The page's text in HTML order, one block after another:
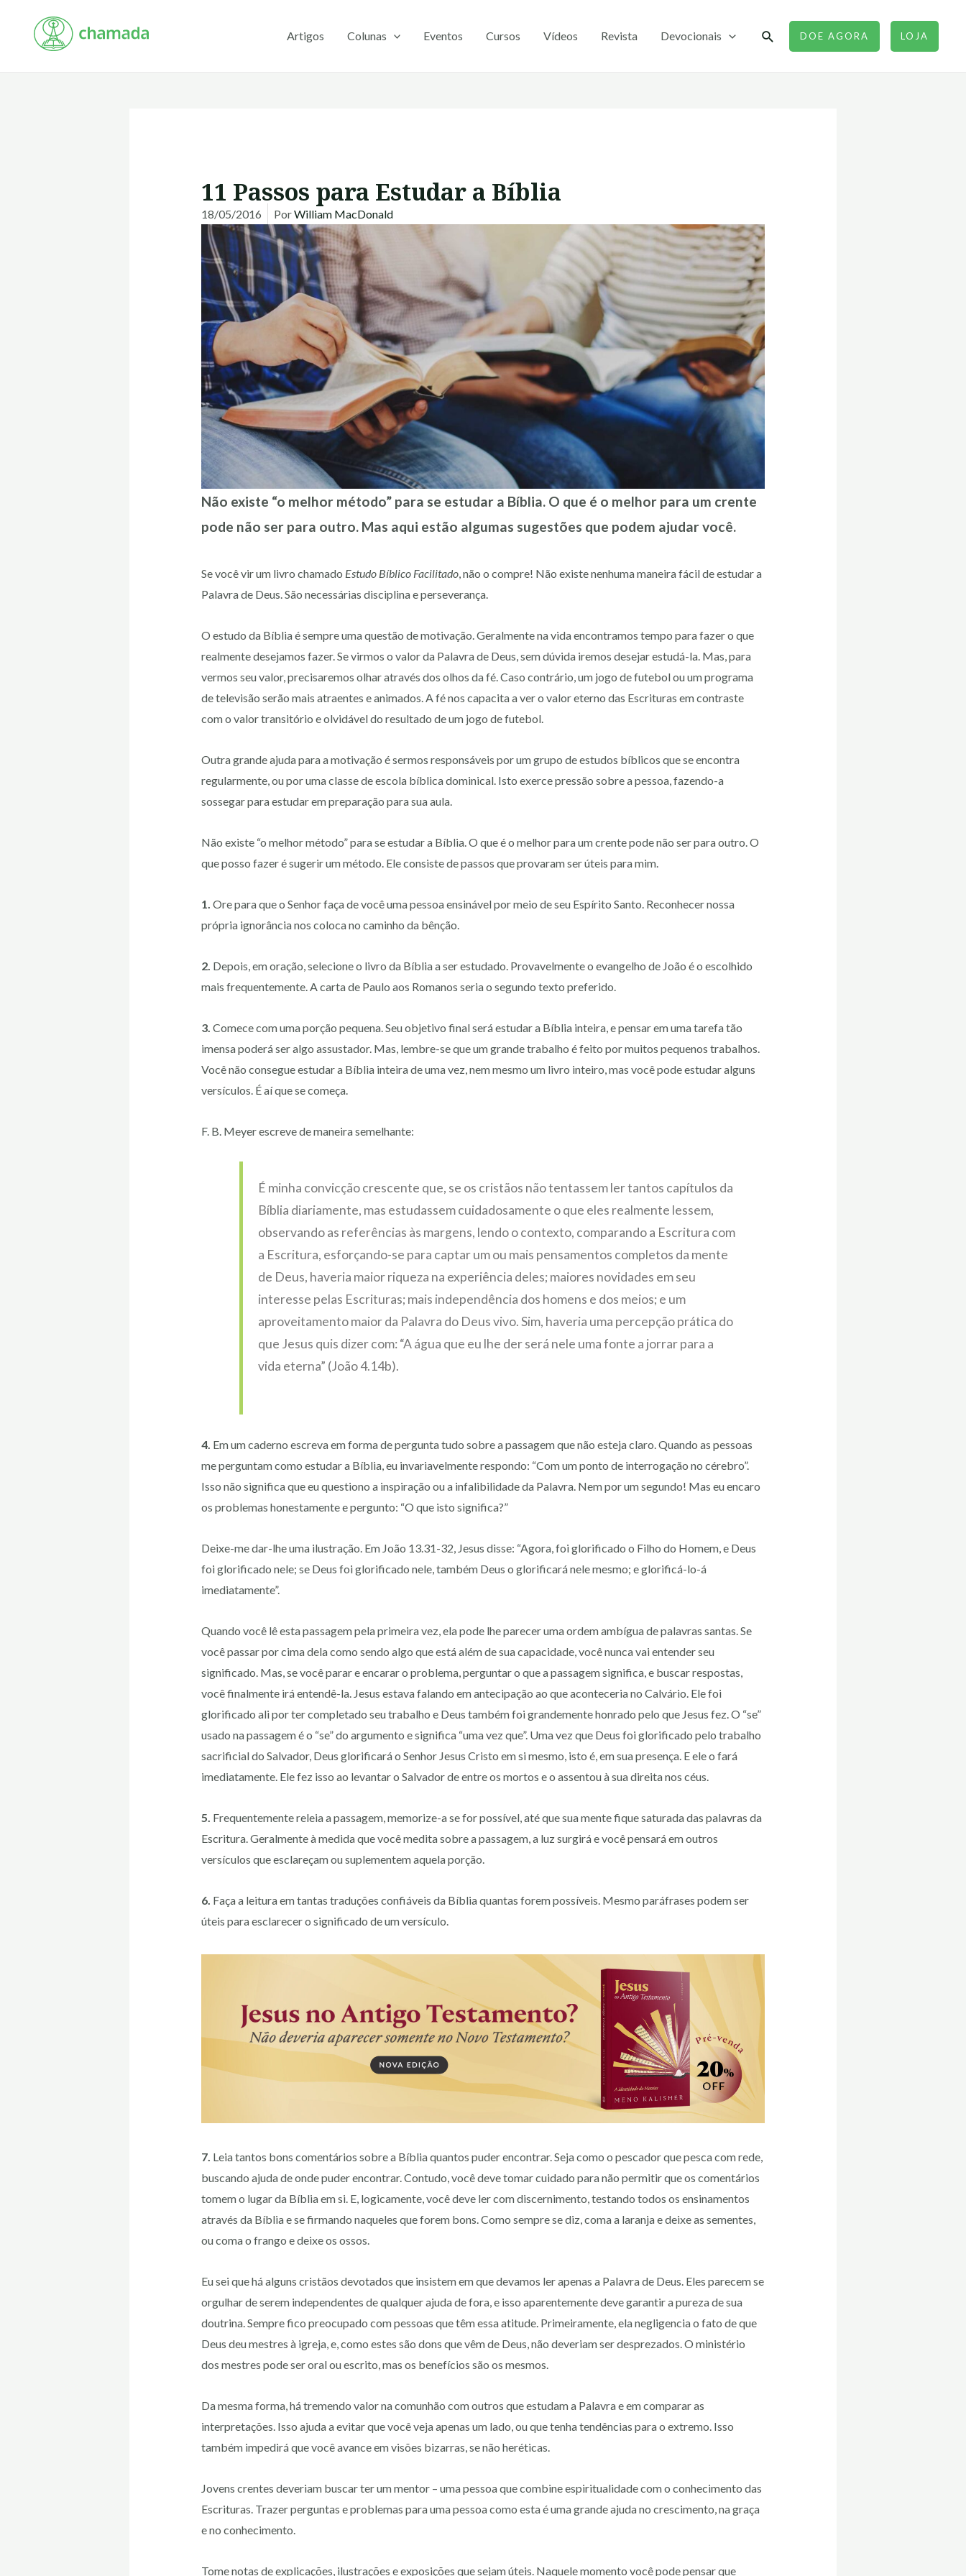
Artigos Colunas Eventos Cursos Vídeos Revista Devocionais PesquisarDOE AGORA LOJA
11 Passos para Estudar a Bíblia
18/05/2016 PorWilliam MacDonald
Não existe “o melhor método” para se estudar a Bíblia. O que é o melhor para um crente
pode não ser para outro. Mas aqui estão algumas sugestões que podem ajudar você.
Se você vir um livro chamado Estudo Bíblico Facilitado, não o compre! Não existe nenhuma maneira fácil de estudar a
Palavra de Deus. São necessárias disciplina e perseverança.
O estudo da Bíblia é sempre uma questão de motivação. Geralmente na vida encontramos tempo para fazer o que
realmente desejamos fazer. Se virmos o valor da Palavra de Deus, sem dúvida iremos desejar estudá-la. Mas, para
vermos seu valor, precisaremos olhar através dos olhos da fé. Caso contrário, um jogo de futebol ou um programa
de televisão serão mais atraentes e animados. A fé nos capacita a ver o valor eterno das Escrituras em contraste
com o valor transitório e olvidável do resultado de um jogo de futebol.
Outra grande ajuda para a motivação é sermos responsáveis por um grupo de estudos bíblicos que se encontra
regularmente, ou por uma classe de escola bíblica dominical. Isto exerce pressão sobre a pessoa, fazendo-a
sossegar para estudar em preparação para sua aula.
Não existe “o melhor método” para se estudar a Bíblia. O que é o melhor para um crente pode não ser para outro. O
que posso fazer é sugerir um método. Ele consiste de passos que provaram ser úteis para mim.
1. Ore para que o Senhor faça de você uma pessoa ensinável por meio de seu Espírito Santo. Reconhecer nossa
própria ignorância nos coloca no caminho da bênção.
2. Depois, em oração, selecione o livro da Bíblia a ser estudado. Provavelmente o evangelho de João é o escolhido
mais frequentemente. A carta de Paulo aos Romanos seria o segundo texto preferido.
3. Comece com uma porção pequena. Seu objetivo final será estudar a Bíblia inteira, e pensar em uma tarefa tão
imensa poderá ser algo assustador. Mas, lembre-se que um grande trabalho é feito por muitos pequenos trabalhos.
Você não consegue estudar a Bíblia inteira de uma vez, nem mesmo um livro inteiro, mas você pode estudar alguns
versículos. É aí que se começa.
F. B. Meyer escreve de maneira semelhante:
É minha convicção crescente que, se os cristãos não tentassem ler tantos capítulos da
Bíblia diariamente, mas estudassem cuidadosamente o que eles realmente lessem,
observando as referências às margens, lendo o contexto, comparando a Escritura com
a Escritura, esforçando-se para captar um ou mais pensamentos completos da mente
de Deus, haveria maior riqueza na experiência deles; maiores novidades em seu
interesse pelas Escrituras; mais independência dos homens e dos meios; e um
aproveitamento maior da Palavra do Deus vivo. Sim, haveria uma percepção prática do
que Jesus quis dizer com: “A água que eu lhe der será nele uma fonte a jorrar para a
vida eterna” (João 4.14b).
4. Em um caderno escreva em forma de pergunta tudo sobre a passagem que não esteja claro. Quando as pessoas
me perguntam como estudar a Bíblia, eu invariavelmente respondo: “Com um ponto de interrogação no cérebro”.
Isso não significa que eu questiono a inspiração ou a infalibilidade da Palavra. Nem por um segundo! Mas eu encaro
os problemas honestamente e pergunto: “O que isto significa?”
Deixe-me dar-lhe uma ilustração. Em João 13.31-32, Jesus disse: “Agora, foi glorificado o Filho do Homem, e Deus
foi glorificado nele; se Deus foi glorificado nele, também Deus o glorificará nele mesmo; e glorificá-lo-á
imediatamente”.
Quando você lê esta passagem pela primeira vez, ela pode lhe parecer uma ordem ambígua de palavras santas. Se
você passar por cima dela como sendo algo que está além de sua capacidade, você nunca vai entender seu
significado. Mas, se você parar e encarar o problema, perguntar o que a passagem significa, e buscar respostas,
você finalmente irá entendê-la. Jesus estava falando em antecipação ao que aconteceria no Calvário. Ele foi
glorificado ali por ter completado seu trabalho e Deus também foi grandemente honrado pelo que Jesus fez. O “se”
usado na passagem é o “se” do argumento e significa “uma vez que”. Uma vez que Deus foi glorificado pelo trabalho
sacrificial do Salvador, Deus glorificará o Senhor Jesus Cristo em si mesmo, isto é, em sua presença. E ele o fará
imediatamente. Ele fez isso ao levantar o Salvador de entre os mortos e o assentou à sua direita nos céus.
5. Frequentemente releia a passagem, memorize-a se for possível, até que sua mente fique saturada das palavras da
Escritura. Geralmente à medida que você medita sobre a passagem, a luz surgirá e você pensará em outros
versículos que esclareçam ou suplementem aquela porção.
6. Faça a leitura em tantas traduções confiáveis da Bíblia quantas forem possíveis. Mesmo paráfrases podem ser
úteis para esclarecer o significado de um versículo.
7. Leia tantos bons comentários sobre a Bíblia quantos puder encontrar. Seja como o pescador que pesca com rede,
buscando ajuda de onde puder encontrar. Contudo, você deve tomar cuidado para não permitir que os comentários
tomem o lugar da Bíblia em si. E, logicamente, você deve ler com discernimento, testando todos os ensinamentos
através da Bíblia e se firmando naqueles que forem bons. Como sempre se diz, coma a laranja e deixe as sementes,
ou coma o frango e deixe os ossos.
Eu sei que há alguns cristãos devotados que insistem em que devamos ler apenas a Palavra de Deus. Eles parecem se
orgulhar de serem independentes de qualquer ajuda de fora, e isso aparentemente deve garantir a pureza de sua
doutrina. Sempre fico preocupado com pessoas que têm essa atitude. Primeiramente, ela negligencia o fato de que
Deus deu mestres à igreja, e, como estes são dons que vêm de Deus, não deveriam ser desprezados. O ministério
dos mestres pode ser oral ou escrito, mas os benefícios são os mesmos.
Da mesma forma, há tremendo valor na comunhão com outros que estudam a Palavra e em comparar as
interpretações. Isso ajuda a evitar que você veja apenas um lado, ou que tenha tendências para o extremo. Isso
também impedirá que você avance em visões bizarras, se não heréticas.
Jovens crentes deveriam buscar ter um mentor – uma pessoa que combine espiritualidade com o conhecimento das
Escrituras. Trazer perguntas e problemas para uma pessoa como esta é uma grande ajuda no crescimento, na graça
e no conhecimento.
Tome notas de explicações, ilustrações e exposições que sejam úteis. Naquele momento você pode pensar que